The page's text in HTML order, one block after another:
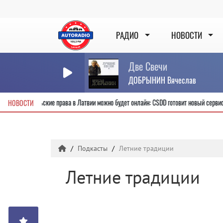
РАДИО НОВОСТИ
Две Свечи
ДОБРЫНИН Вячеслав
НОВОСТИ
Получить новые водительские права в Латвии можно будет онлайн: CSDD
Подкасты Летние традиции
Летние традиции